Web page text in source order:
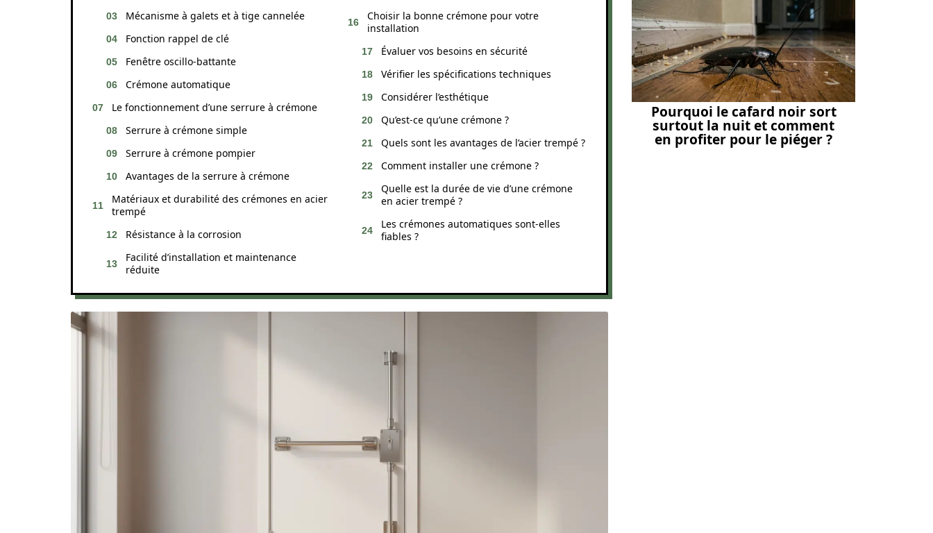
Mécanisme à galets et à tige cannelée
Fonction rappel de clé
Fenêtre oscillo-battante
Crémone automatique
Le fonctionnement d’une serrure à crémone
Serrure à crémone simple
Serrure à crémone pompier
Avantages de la serrure à crémone
Matériaux et durabilité des crémones en acier
trempé
Résistance à la corrosion
Facilité d’installation et maintenance
réduite
Choisir la bonne crémone pour votre
installation
Évaluer vos besoins en sécurité
Vérifier les spécifications techniques
Considérer l’esthétique
Qu’est-ce qu’une crémone ?
Quels sont les avantages de l’acier trempé ?
Comment installer une crémone ?
Quelle est la durée de vie d’une crémone
en acier trempé ?
Les crémones automatiques sont-elles
fiables ?
Pourquoi le cafard noir sort
surtout la nuit et comment
en profiter pour le piéger ?